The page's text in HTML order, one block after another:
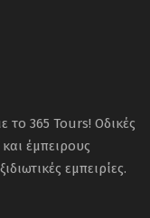
το 365 Tours! Οδικές
έμπειρους
εμπειρίες.